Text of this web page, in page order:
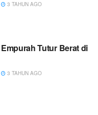
3 TAHUN AGO
Tutur Berat di
3 TAHUN AGO